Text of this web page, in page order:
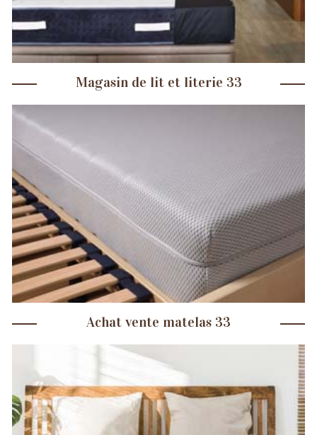
Magasin de lit et literie 33
Achat vente matelas 33